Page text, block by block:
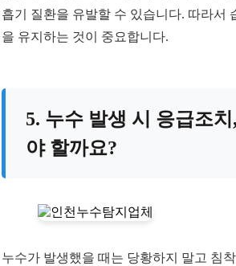
흡기 질환을 유발할 수 있습니다. 따라서
을 유지하는 것이 중요합니다.
5. 누수 발생 시 응급조치
야 할까요?
누수가 발생했을 때는 당황하지 말고 침